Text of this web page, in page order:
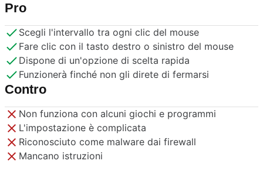
Pro
Scegli l'intervallo tra ogni clic del mouse
Fare clic con il tasto destro o sinistro del mouse
Dispone di un'opzione di scelta rapida
Funzionerà finché non gli direte di fermarsi
Contro
Non funziona con alcuni giochi e programmi
L'impostazione è complicata
Riconosciuto come malware dai firewall
Mancano istruzioni